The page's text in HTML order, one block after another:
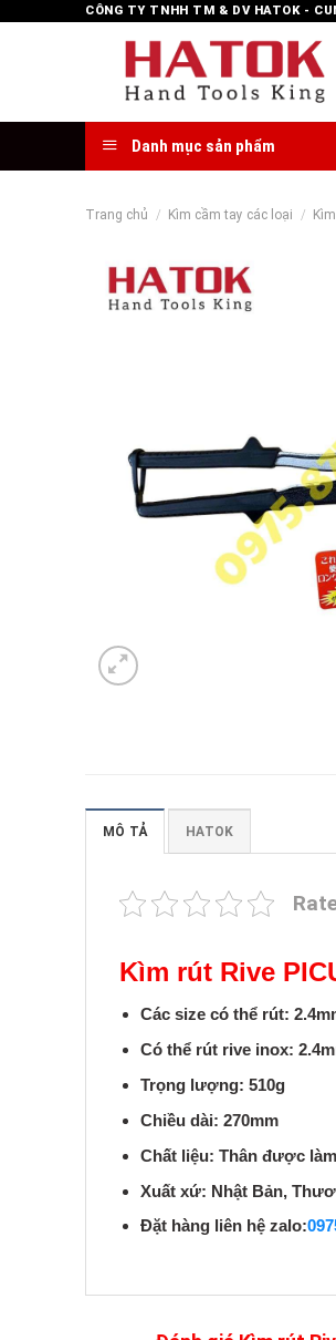
CÔNG TY TNHH TM & DV HATOK -
Danh mục sản phẩm
Trang chủ / Kìm cầm tay các loại /
MÔ TẢ HATOK
Kìm rút Rive
Các size có thể rút:
Có thể rút rive inox:
Trọng lượng: 510g
Chiều dài: 270mm
Chất liệu: Thân được
Xuất xứ: Nhật Bản,
Đặt hàng liên hệ zalo: